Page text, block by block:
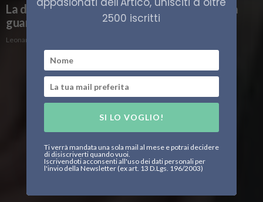
La diplomazia scientifica tra Italia e Norvegia
guarda al futuro
Leonardo Parigi
2500 iscritti
SI LO VOGLIO!
Ti verrà mandata una sola mail al mese e potrai decidere
di disiscriverti quando vuoi.
Iscrivendoti acconsenti all'uso dei dati personali per
l'invio della Newsletter (ex art. 13 D.Lgs. 196/2003)